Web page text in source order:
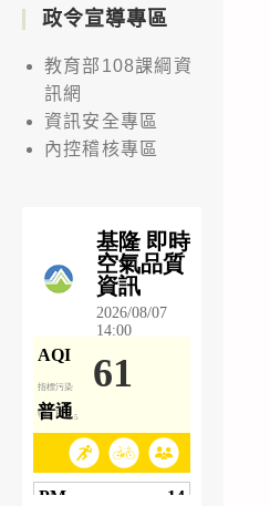
政令宣導專區
教育部108課綱資
訊網
資訊安全專區
內控稽核專區